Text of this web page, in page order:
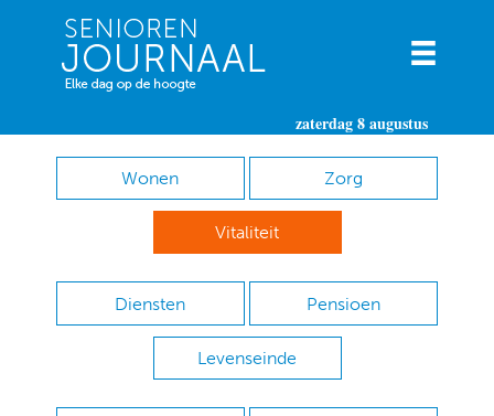
zaterdag 8 augustus
Wonen Zorg
Vitaliteit
Diensten Pensioen
Levenseinde